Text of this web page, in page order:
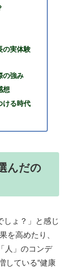
の実体験
の強み
想
ける時代
んだの
しょ？」と感じ
を高めたり、
人」のコンデ
している“健康